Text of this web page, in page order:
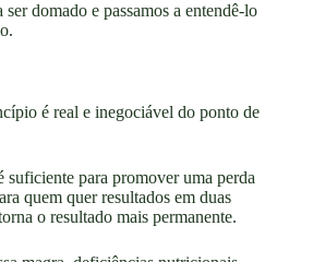
domado e passamos a entendê-lo
é real e inegociável do ponto de
para promover uma perda
quem quer resultados em duas
o resultado mais permanente.